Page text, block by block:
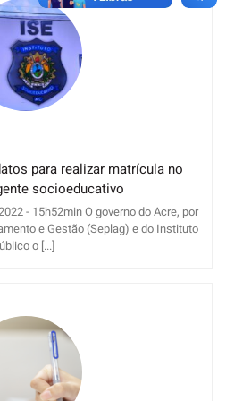
para realizar matrícula no
socioeducativo
- 15h52min O governo do Acre, por
e Gestão (Seplag) e do Instituto
o [...]